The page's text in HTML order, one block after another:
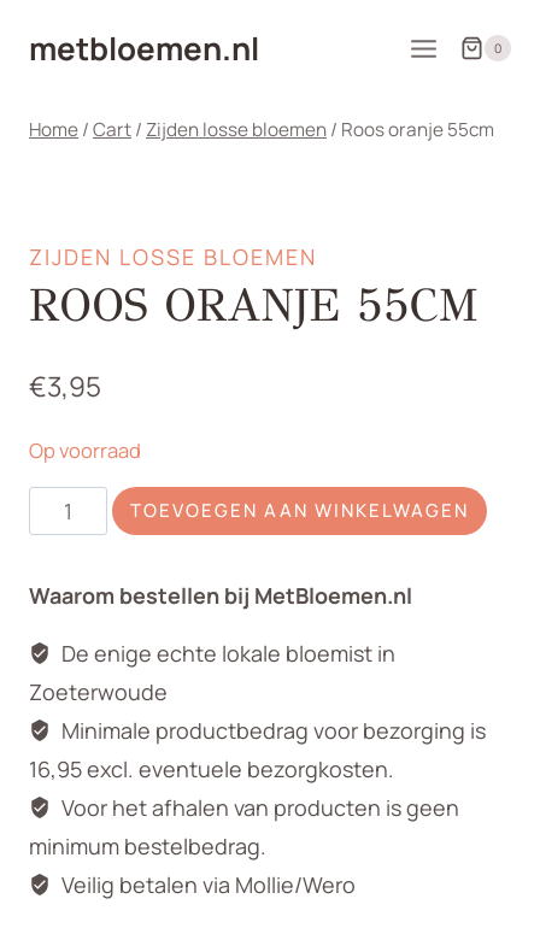
naarmetbloemen.nl 0
Home/Cart/ Zijden losse bloemen/ Roos oranje 55cm
ZIJDEN LOSSE BLOEMEN
ROOS ORANJE 55CM
€3,95
Op voorraad
Roos
oranje
aantal
TOEVOEGEN AAN WINKELWAGEN
Waarom bestellen bij MetBloemen.nl
De enige echte lokale bloemist in
Zoeterwoude
Minimale productbedrag voor bezorging is
16,95 excl. eventuele bezorgkosten.
Voor het afhalen van producten is geen
minimum bestelbedrag.
Veilig betalen via Mollie/Wero